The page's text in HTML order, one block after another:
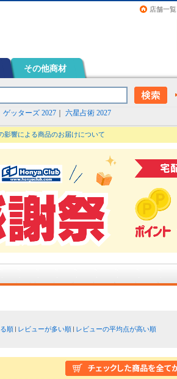
店舗一覧
その他商材
ゲッターズ 2027 六星占術 2027
影響による商品のお届けについて
順 レビューが多い順
レビューの平均点が高い順